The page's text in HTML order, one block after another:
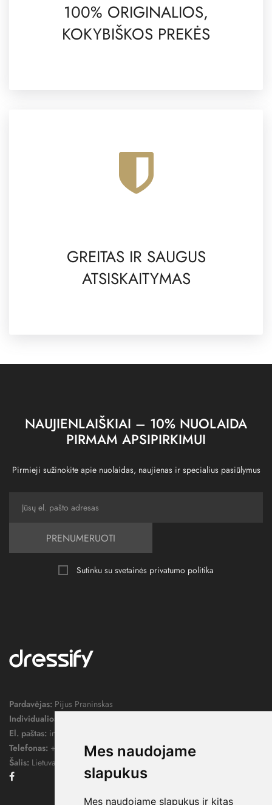
Mes naudojame
slapukus
Mes naudojame slapukus ir kitas
100% ORIGINALIOS,
KOKYBIŠKOS PREKĖS
GREITAS IR SAUGUS
ATSISKAITYMAS
NAUJIENLAIŠKIAI – 10% NUOLAIDA
PIRMAM APSIPIRKIMUI
Pirmieji sužinokite apie nuolaidas, naujienas ir specialius pasiūlymus
PRENUMERUOTI
Sutinku su svetainės privatumo politika
Pardavėjas: Pijus Praninskas
Individualios veiklos pažymos nr.:
El. paštas: info@dressify.lt
Telefonas: +370 676 78578
Šalis: Lietuva